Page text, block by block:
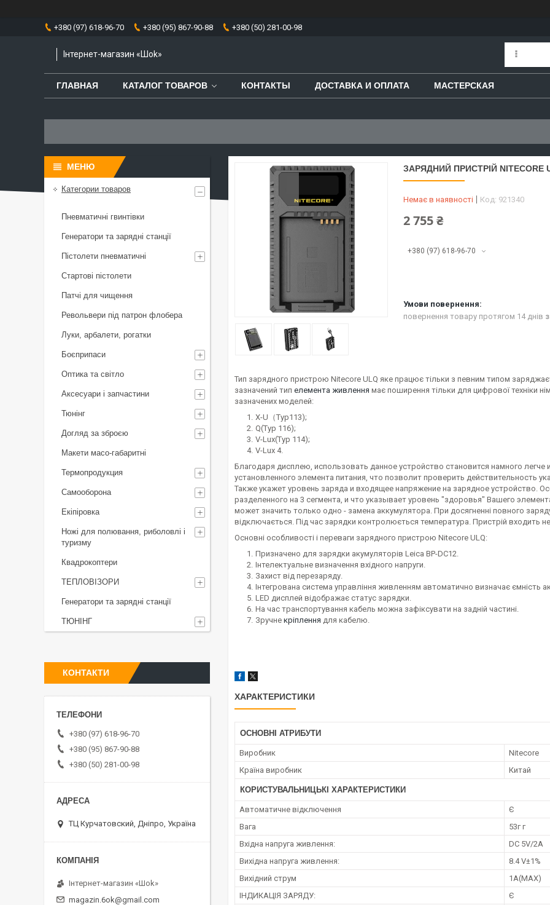
+380 (97) 618-96-70 +380 (95) 867-90-88 +380 (50) 281-00-98
Інтернет-магазин «Шоk»
ГЛАВНАЯ КАТАЛОГ ТОВАРОВ КОНТАКТЫ ДОСТАВКА И ОПЛАТА МАСТЕРСКАЯ
ЗАРЯДНИЙ ПРИСТРІЙ NITECORE
Немає в наявності Код: 921340
2 755 ₴
+380 (97) 618-96-70
повернення товару протягом 14 днів
Тип зарядного пристрою Nitecore ULQ яке працює тільки з певним типом
зазначений тип елемента живлення має поширення тільки для цифрової техніки
зазначених моделей:
X-U（Typ113);
Q(Typ 116);
V-Lux(Typ 114);
V-Lux 4.
Благодаря дисплею, использовать данное устройство становится намного
установленного элемента питания, что позволит проверить действительность
Также укажет уровень заряда и входящее напряжение на зарядное устройство.
разделенного на 3 сегмента, и что указывает уровень "здоровья" Вашего
может значить только одно - замена аккумулятора. При досягненні повного
відключається. Під час зарядки контролюється температура. Пристрій входить
Основні особливості і переваги зарядного пристрою Nitecore ULQ:
Призначено для зарядки акумуляторів Leica BP-DC12.
Інтелектуальне визначення вхідного напруги.
Захист від перезаряду.
Інтегрована система управління живленням автоматично визначає ємність
LED дисплей відображає статус зарядки.
На час транспортування кабель можна зафіксувати на задній частині.
Зручне кріплення для кабелю.
ХАРАКТЕРИСТИКИ
ОСНОВНІ АТРИБУТИ
Виробник
Nitecore
Країна виробник
Китай
КОРИСТУВАЛЬНИЦЬКІ ХАРАКТЕРИСТИКИ
Автоматичне відключення
Є
Вага
53г г
Вхідна напруга живлення:
DC 5V/2A
Вихідна напруга живлення:
8.4 V±1%
Вихідний струм
1A(MAX)
ІНДИКАЦІЯ ЗАРЯДУ:
Є
Категории товаров
Пневматичні гвинтівки
Генератори та зарядні станції
Пістолети пневматичні
Стартові пістолети
Патчі для чищення
Револьвери під патрон флобера
Луки, арбалети, рогатки
Боєприпаси
Оптика та світло
Аксесуари і запчастини
Тюнінг
Догляд за зброєю
Макети масо-габаритні
Термопродукция
Самооборона
Екіпіровка
Ножі для полювання, риболовлі і
туризму
Квадрокоптери
ТЕПЛОВІЗОРИ
Генератори та зарядні станції
ТЮНІНГ
КОНТАКТИ
+380 (97) 618-96-70
+380 (95) 867-90-88
+380 (50) 281-00-98
ТЦ Курчатовский, Дніпро, Україна
Інтернет-магазин «Шоk»
magazin.6ok@gmail.com